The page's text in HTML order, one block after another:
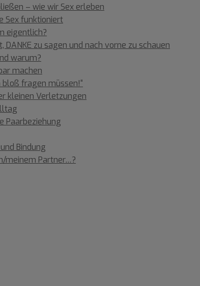
– wie wir Sex erleben
Sex funktioniert
eigentlich?
DANKE zu sagen und nach vorne zu schauen
warum?
machen
bloß fragen müssen!“
kleinen Verletzungen
Paarbeziehung
Bindung
meinem Partner…?